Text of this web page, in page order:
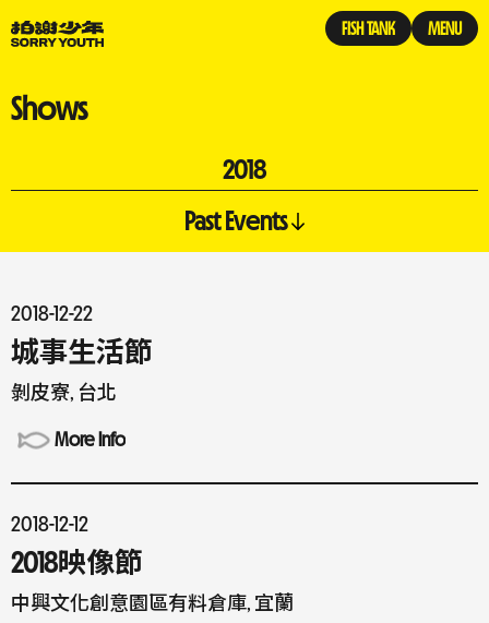
FISH TANK MENU
Shows
2018
Past Events
2018-12-22
城事生活節
剝皮寮, 台北
More Info
2018-12-12
2018映像節
中興文化創意園區有料倉庫, 宜蘭